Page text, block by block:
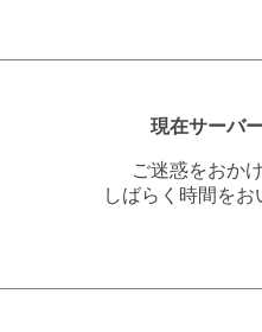
現在サーバ
ご迷惑をおか
しばらく時間を